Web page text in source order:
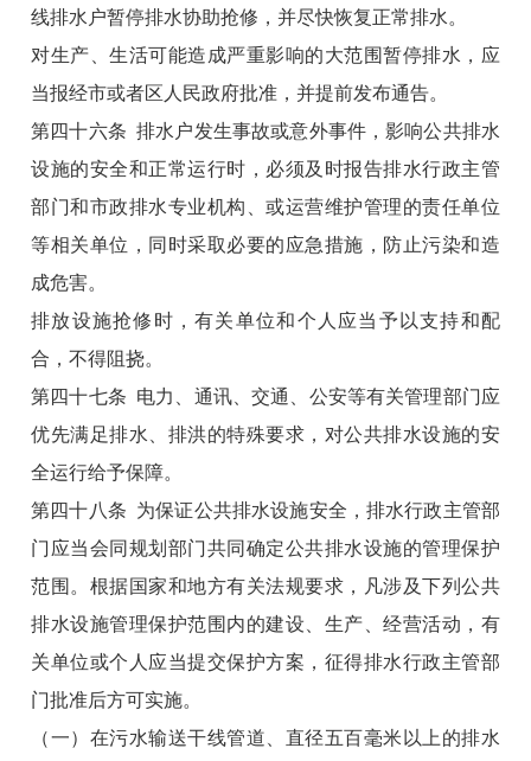
线排水户暂停排水协助抢修，并尽快恢复正常排水。
对生产、生活可能造成严重影响的大范围暂停排水，应
当报经市或者区人民政府批准，并提前发布通告。
第四十六条 排水户发生事故或意外事件，影响公共排水
设施的安全和正常运行时，必须及时报告排水行政主管
部门和市政排水专业机构、或运营维护管理的责任单位
等相关单位，同时采取必要的应急措施，防止污染和造
成危害。
排放设施抢修时，有关单位和个人应当予以支持和配
合，不得阻挠。
第四十七条 电力、通讯、交通、公安等有关管理部门应
优先满足排水、排洪的特殊要求，对公共排水设施的安
全运行给予保障。
第四十八条 为保证公共排水设施安全，排水行政主管部
门应当会同规划部门共同确定公共排水设施的管理保护
范围。根据国家和地方有关法规要求，凡涉及下列公共
排水设施管理保护范围内的建设、生产、经营活动，有
关单位或个人应当提交保护方案，征得排水行政主管部
门批准后方可实施。
（一）在污水输送干线管道、直径五百毫米以上的排水